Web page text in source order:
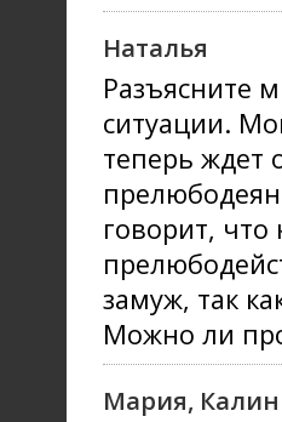
Наталья
Разъясните
ситуации.
теперь ждет
говорит, что
замуж, так
Можно ли
Мария,